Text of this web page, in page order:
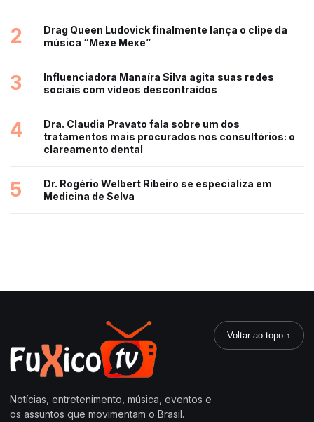
2
Drag Queen Ludovick finalmente lança o clipe da
música “Mexe Mexe”
3
Influenciadora Manaíra Silva agita suas redes
sociais com vídeos descontraídos
4
Dra. Claudia Pravato fala sobre um dos
tratamentos mais procurados nos consultórios: o
clareamento dental
5
Dr. Rogério Welbert Ribeiro se especializa em
Medicina de Selva
Notícias, entretenimento, música, eventos e
os assuntos que movimentam o Brasil.
Voltar ao topo ↑